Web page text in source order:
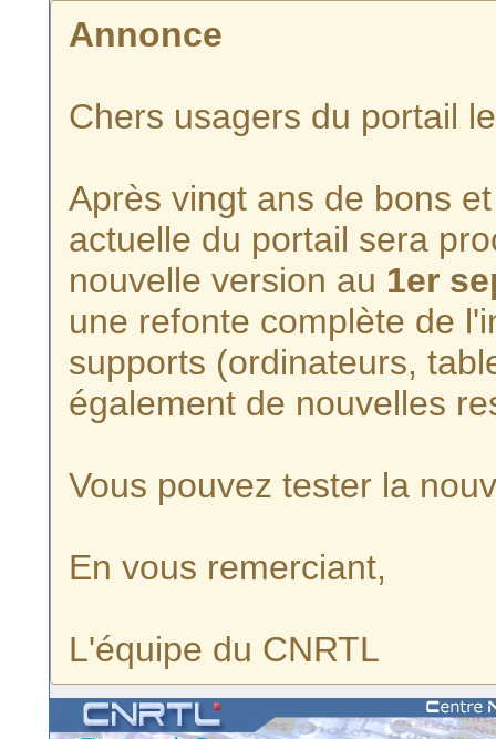
Annonce
Chers usagers du portail
Après vingt ans de bons
actuelle du portail sera
nouvelle version au 1er
une refonte complète de
supports (ordinateurs,
également de nouvelles
Vous pouvez tester la
En vous remerciant,
L'équipe du CNRTL